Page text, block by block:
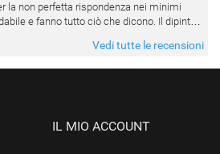
la non perfetta rispondenza nei minimi
e fanno tutto ciò che dicono. Il dipinto,
Vedi tutte le recensioni
IL MIO ACCOUNT